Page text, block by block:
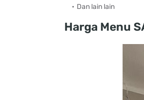
Dan lain lain
Harga Menu